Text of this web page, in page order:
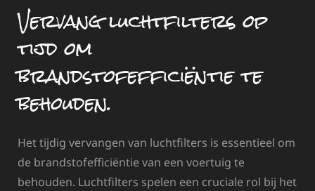
Vervang luchtfilters op
tijd om
brandstofefficiëntie te
behouden.
Het tijdig vervangen van luchtfilters is essentieel om
de brandstofefficiëntie van een voertuig te
behouden. Luchtfilters spelen een cruciale rol bij het